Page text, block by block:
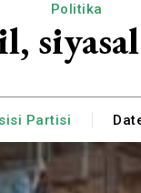
Politika
Partisi